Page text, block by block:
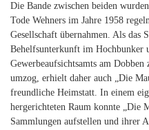
Die Bande zwischen beiden
Tode Wehners im Jahre 1958
Gesellschaft übernahmen. Als das
Behelfsunterkunft im Hochbunker
Gewerbeaufsichtsamts am
umzog, erhielt daher auch „Die
freundliche Heimstatt. In einem
hergerichteten Raum konnte „Die
Sammlungen aufstellen und ihrer